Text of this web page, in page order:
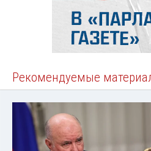
Рекомендуемые